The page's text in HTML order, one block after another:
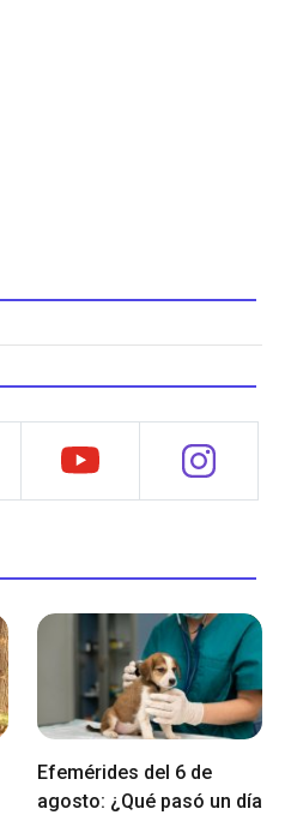
Efemérides del 6 de
agosto: ¿Qué pasó un día